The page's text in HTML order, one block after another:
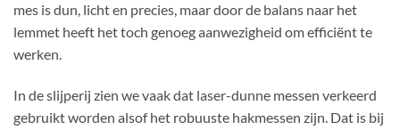
mes is dun, licht en precies, maar door de balans naar het
lemmet heeft het toch genoeg aanwezigheid om efficiënt te
werken.
In de slijperij zien we vaak dat laser-dunne messen verkeerd
gebruikt worden alsof het robuuste hakmessen zijn. Dat is bij